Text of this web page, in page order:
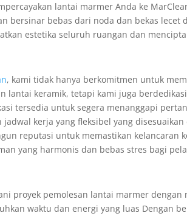
lantai marmer Anda ke
bersinar bebas dari noda dan bekas
estetika seluruh ruangan dan
, kami tidak hanya berkomitmen untuk
lantai keramik, tetapi kami juga
tersedia untuk segera menanggapi
jadwal kerja yang fleksibel yang
reputasi untuk memastikan kelancaran
yang harmonis dan bebas stres bagi
proyek pemolesan lantai marmer
waktu dan energi yang luas Dengan